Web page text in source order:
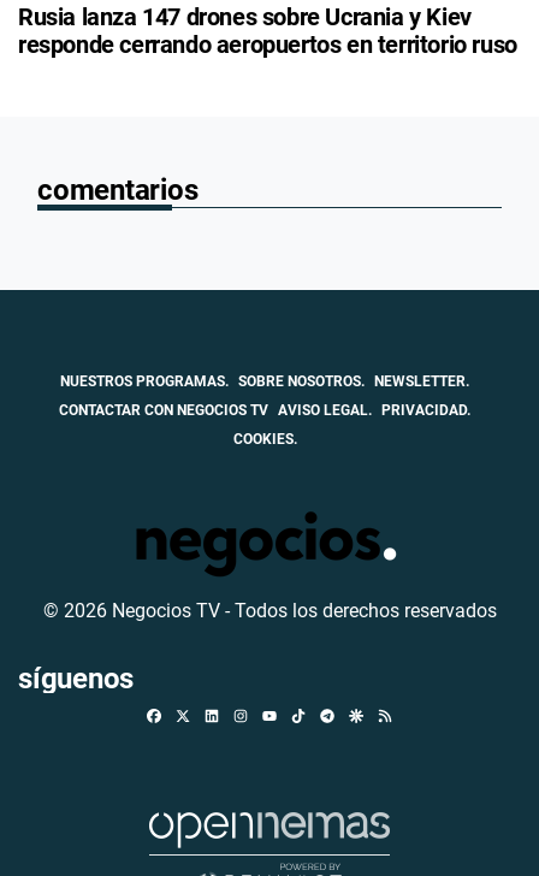
Rusia lanza 147 drones sobre Ucrania y Kiev
responde cerrando aeropuertos en territorio ruso
comentarios
NUESTROS PROGRAMAS. SOBRE NOSOTROS. NEWSLETTER.
CONTACTAR CON NEGOCIOS TV AVISO LEGAL. PRIVACIDAD.
COOKIES.
© 2026 Negocios TV - Todos los derechos reservados
síguenos
FacebookLinkedinInstagramTikTokTelegramGoogle Discover